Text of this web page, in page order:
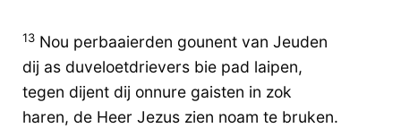
13 Nou perbaaierden gounent van Jeuden
dij as duveloetdrievers bie pad laipen,
tegen dijent dij onnure gaisten in zok
haren, de Heer Jezus zien noam te bruken.